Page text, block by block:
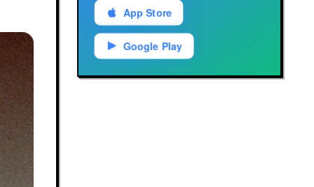
App Store
Google Play